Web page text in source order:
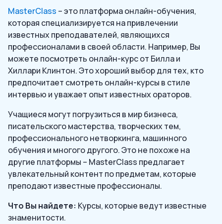
MasterClass – это платформа онлайн-обучения,
которая специализируется на привлечении
известных преподавателей, являющихся
профессионалами в своей области. Например, Вы
можете посмотреть онлайн-курс от Билла и
Хиллари Клинтон. Это хороший выбор для тех, кто
предпочитает смотреть онлайн-курсы в стиле
интервью и уважает опыт известных ораторов.
Учащиеся могут погрузиться в мир бизнеса,
писательского мастерства, творческих тем,
профессионального нетворкинга, машинного
обучения и многого другого. Это не похоже на
другие платформы – MasterClass предлагает
увлекательный контент по предметам, которые
преподают известные профессионалы.
Что Вы найдете: Курсы, которые ведут известные
знаменитости.